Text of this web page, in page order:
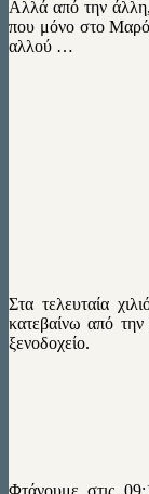
Αλλά από την άλλη,
που μόνο στο
αλλού …
Στα τελευταία
κατεβαίνω από
ξενοδοχείο.